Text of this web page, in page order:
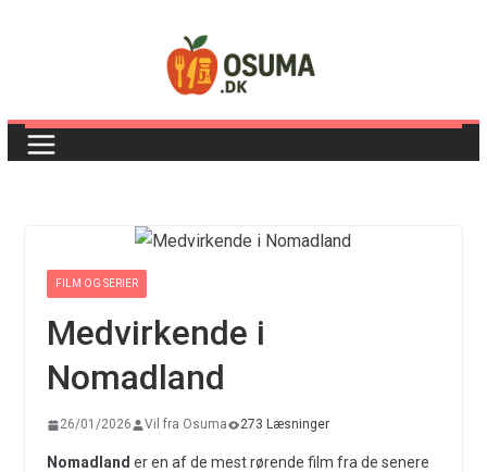
FILM OG SERIER
Medvirkende i
Nomadland
26/01/2026 Vil fra Osuma 273 Læsninger
Nomadland er en af de mest rørende film fra de senere